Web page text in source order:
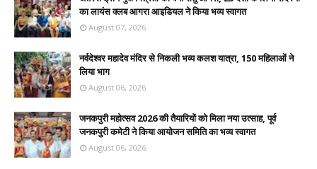
का लायंस क्लब आगरा आइडियल ने किया भव्य स्वागत
August 07, 2026
नर्वदेश्वर महादेव मंदिर से निकली भव्य कलश यात्रा, 150 महिलाओं ने
लिया भाग
August 06, 2026
जनकपुरी महोत्सव 2026 की तैयारियों को मिला नया उत्साह, पूर्व
जनकपुरी कमेटी ने किया आयोजन समिति का भव्य स्वागत
August 06, 2026